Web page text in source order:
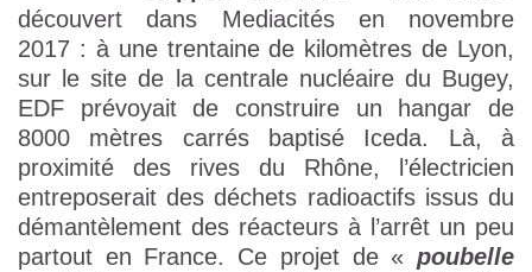
découvert dans Mediacités en novembre
2017 : à une trentaine de kilomètres de Lyon,
sur le site de la centrale nucléaire du Bugey,
EDF prévoyait de construire un hangar de
8000 mètres carrés baptisé Iceda. Là, à
proximité des rives du Rhône, l’électricien
entreposerait des déchets radioactifs issus du
démantèlement des réacteurs à l’arrêt un peu
partout en France. Ce projet de « poubelle